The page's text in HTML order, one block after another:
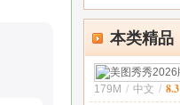
本类精品
179M / 中文 / 8.3